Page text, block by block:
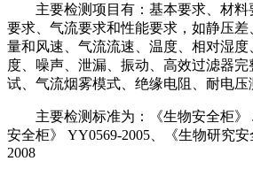
主要检测项目有：基本要求、材料
要求、气流要求和性能要求，如静压
量和风速、气流流速、温度、相对湿
度、噪声、泄漏、振动、高效过滤器完
试、气流烟雾模式、绝缘电阻、耐电压
主要检测标准为：《生物安全柜》
安全柜》 YY0569-2005、《生物研究
2008